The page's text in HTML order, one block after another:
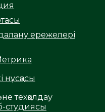
ережелері
нұсқасы
техқолдау
студиясы